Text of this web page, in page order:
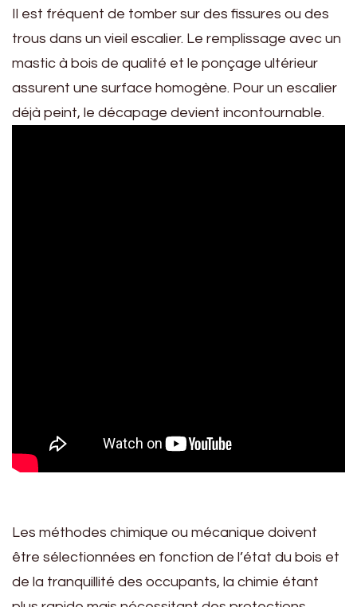
Il est fréquent de tomber sur des fissures ou des
trous dans un vieil escalier. Le remplissage avec un
mastic à bois de qualité et le ponçage ultérieur
assurent une surface homogène. Pour un escalier
déjà peint, le décapage devient incontournable.
Les méthodes chimique ou mécanique doivent
être sélectionnées en fonction de l’état du bois et
de la tranquillité des occupants, la chimie étant